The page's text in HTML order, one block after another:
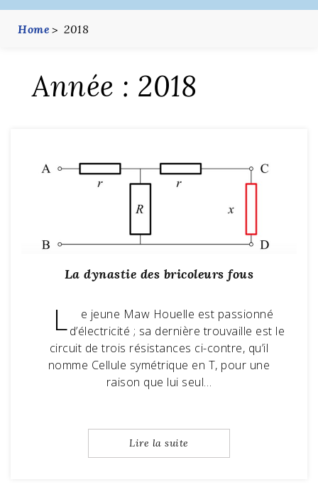
Home 2018
Année : 2018
La dynastie des bricoleurs fous
L
e jeune Maw Houelle est passionné
d’électricité ; sa dernière trouvaille est le
circuit de trois résistances ci-contre, qu’il
nomme Cellule symétrique en T, pour une
raison que lui seul…
Lire la suite